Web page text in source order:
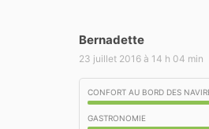
Bernadette
i
:
23 juillet 2016 à 14 h 04 min
CONFORT AU BORD DES
GASTRONOMIE